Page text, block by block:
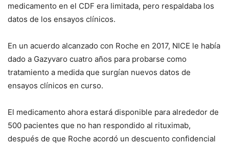
medicamento en el CDF era limitada, pero respaldaba los
datos de los ensayos clínicos.
En un acuerdo alcanzado con Roche en 2017, NICE le había
dado a Gazyvaro cuatro años para probarse como
tratamiento a medida que surgían nuevos datos de
ensayos clínicos en curso.
El medicamento ahora estará disponible para alrededor de
500 pacientes que no han respondido al rituximab,
después de que Roche acordó un descuento confidencial